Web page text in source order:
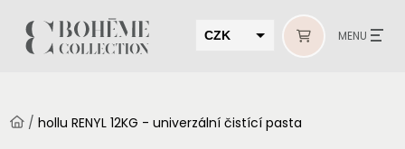
CZK MENU
/ hollu RENYL 12KG - univerzální čistící pasta